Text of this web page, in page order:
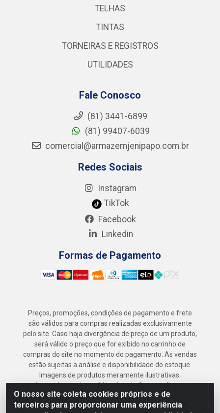
O nosso site coleta cookies próprios e de
terceiros para proporcionar uma experiência
TELHAS
TINTAS
TORNEIRAS E REGISTROS
UTILIDADES
Fale Conosco
(81) 3441-6899
(81) 99407-6039
comercial@armazemjenipapo.com.br
Redes Sociais
Instagram
TikTok
Facebook
Linkedin
Formas de Pagamento
Preços, promoções, condições de pagamento e frete
são válidos para compras realizadas exclusivamente
pelo site. Caso haja divergência de preço de um produto,
será válido o preço que for exibido no carrinho de
compras do site no momento do pagamento. As vendas
estão sujeitas a análise e disponibilidade do estoque.
Imagens de produtos meramente ilustrativas.
Armazém Jenipapo Materiais de Construção em
Geral LTDA - Rua das Flores, 2691 - Guabiraba,
Recife/PE - CEP 52.291-630 - CNPJ